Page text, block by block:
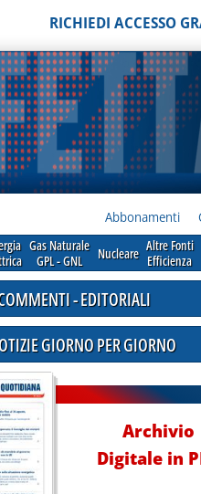
RICHIEDI ACCESSO
Abbonamenti
Gas Naturale
GPL - GNL
Nucleare Altre Fonti
Efficienza
- EDITORIALI
GIORNO PER GIORNO
Archivio
Digitale in